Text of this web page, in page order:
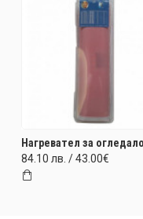
84.10 лв. / 43.00€